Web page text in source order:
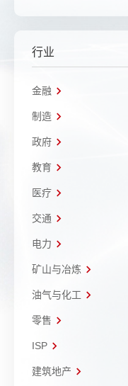
行业
金融
制造
政府
教育
医疗
交通
电力
矿山与冶炼
油气与化工
零售
ISP
建筑地产